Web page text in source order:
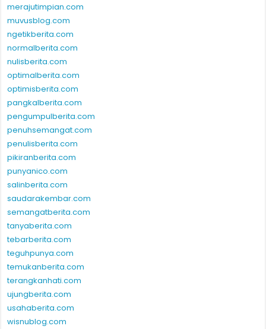
merajutimpian.com
muvusblog.com
ngetikberita.com
normalberita.com
nulisberita.com
optimalberita.com
optimisberita.com
pangkalberita.com
pengumpulberita.com
penuhsemangat.com
penulisberita.com
pikiranberita.com
punyanico.com
salinberita.com
saudarakembar.com
semangatberita.com
tanyaberita.com
tebarberita.com
teguhpunya.com
temukanberita.com
terangkanhati.com
ujungberita.com
usahaberita.com
wisnublog.com